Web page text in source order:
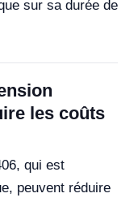
sur sa durée de
les coûts
qui est
peuvent réduire